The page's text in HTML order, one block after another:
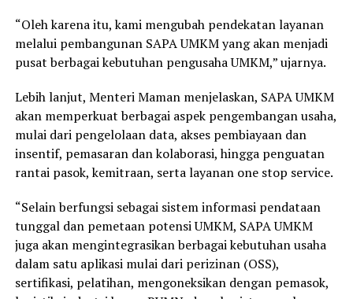
“Oleh karena itu, kami mengubah pendekatan layanan
melalui pembangunan SAPA UMKM yang akan menjadi
pusat berbagai kebutuhan pengusaha UMKM,” ujarnya.
Lebih lanjut, Menteri Maman menjelaskan, SAPA UMKM
akan memperkuat berbagai aspek pengembangan usaha,
mulai dari pengelolaan data, akses pembiayaan dan
insentif, pemasaran dan kolaborasi, hingga penguatan
rantai pasok, kemitraan, serta layanan one stop service.
“Selain berfungsi sebagai sistem informasi pendataan
tunggal dan pemetaan potensi UMKM, SAPA UMKM
juga akan mengintegrasikan berbagai kebutuhan usaha
dalam satu aplikasi mulai dari perizinan (OSS),
sertifikasi, pelatihan, mengoneksikan dengan pemasok,